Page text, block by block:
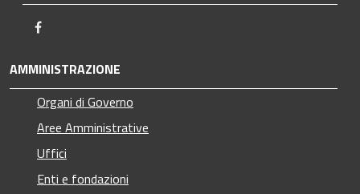
AMMINISTRAZIONE
Organi di Governo
Aree Amministrative
Uffici
Enti e fondazioni